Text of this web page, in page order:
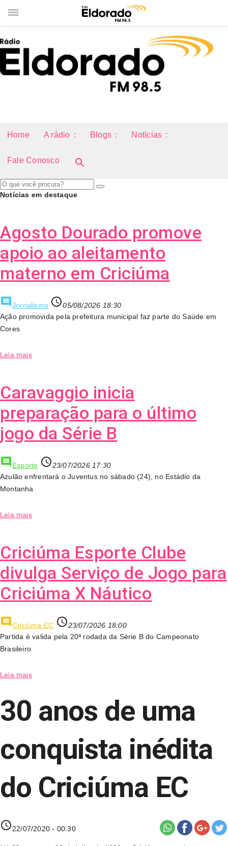
Home A rádio Blogs Notícias
Fale Conosco search
Notícias em destaque
Agosto Dourado promove
apoio ao aleitamento
materno em Criciúma
comment Jornalismo access_time05/08/2026 18:30
Ação promovida pela prefeitura municipal faz parte do Saúde em
Cores
Leia mais
Caravaggio inicia
preparação para o último
jogo da Série B
comment Esporte access_time23/07/2026 17:30
Azulão enfrentará o Juventus no sábado (24), no Estádio da
Montanha
Leia mais
Criciúma Esporte Clube
divulga Serviço de Jogo para
Criciúma X Náutico
commentCriciúma EC access_time23/07/2026 18:00
Partida é valida pela 20ª rodada da Série B do Campeonato
Brasileiro
Leia mais
30 anos de uma
conquista inédita
do Criciúma EC
access_time22/07/2020 - 00:30